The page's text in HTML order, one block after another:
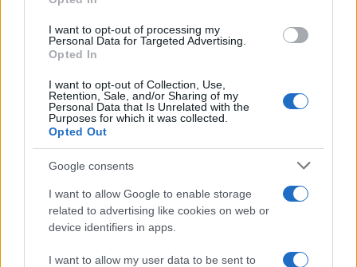
I want to opt-out of processing my
Personal Data for Targeted Advertising.
Opted In
I want to opt-out of Collection, Use,
Retention, Sale, and/or Sharing of my
Personal Data that Is Unrelated with the
Purposes for which it was collected.
Opted Out
Google consents
I want to allow Google to enable storage
related to advertising like cookies on web or
device identifiers in apps.
I want to allow my user data to be sent to
[Fonte](https://www.romatoday.it/eventi/berlino-spin-
off-de-la-casa-di-carta-incontro-tra-cast-e-fan-a-
Il cast del nuovo spin-off de La Casa di Carta si
prepara per il grande incontro con i fan a Roma, un
evento imperdibile per tutti i sostenitori della serie.
Precedente
La terza stagione
di “DOC – Nelle tue
mani” in anteprima
nei cinema di Roma
Successiva
Parcheggi per i
prezzi. E in Italia?